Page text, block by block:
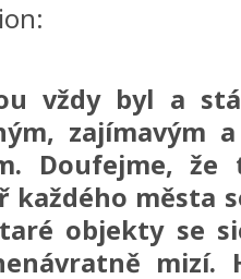
vždy byl a
zajímavým
Doufejme,
každého města
objekty se
mizí.